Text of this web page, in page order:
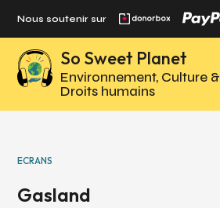
Nous soutenir sur
So Sweet Planet
Environnement, Culture &
Droits humains
ECRANS
Gasland
Panneau de gestion des cookies